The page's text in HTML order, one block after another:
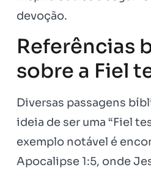
devoção.
Referências
sobre a Fiel
Diversas passagens
ideia de ser uma “Fiel
exemplo notável é
Apocalipse 1:5, onde